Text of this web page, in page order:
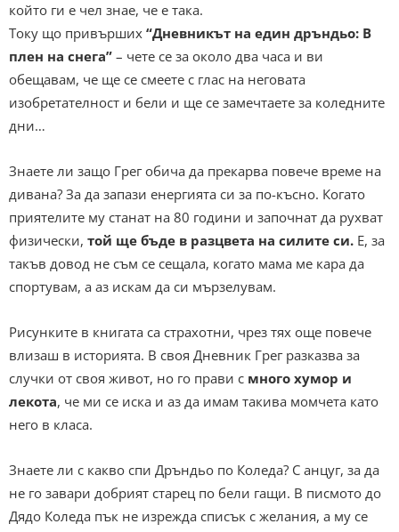
който ги е чел знае, че е така.
Току що привърших “Дневникът на един дръндьо: В
плен на снега” – чете се за около два часа и ви
обещавам, че ще се смеете с глас на неговата
изобретателност и бели и ще се замечтаете за коледните
дни…
Знаете ли защо Грег обича да прекарва повече време на
дивана? За да запази енергията си за по-късно. Когато
приятелите му станат на 80 години и започнат да рухват
физически, той ще бъде в разцвета на силите си. Е, за
такъв довод не съм се сещала, когато мама ме кара да
спортувам, а аз искам да си мързелувам.
Рисунките в книгата са страхотни, чрез тях още повече
влизаш в историята. В своя Дневник Грег разказва за
случки от своя живот, но го прави с много хумор и
лекота, че ми се иска и аз да имам такива момчета като
него в класа.
Знаете ли с какво спи Дръндьо по Коледа? С анцуг, за да
не го завари добрият старец по бели гащи. В писмото до
Дядо Коледа пък не изрежда списък с желания, а му се